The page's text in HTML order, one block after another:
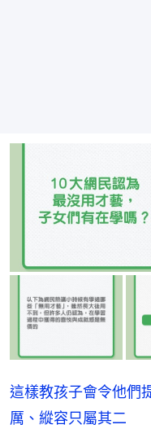
這樣教孩子會令他
厲、縱容只屬其二